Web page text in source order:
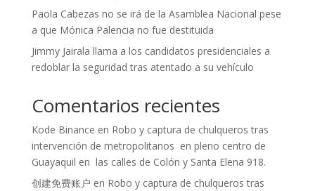
Paola Cabezas no se irá de la Asamblea Nacional pese
a que Mónica Palencia no fue destituida
Jimmy Jairala llama a los candidatos presidenciales a
redoblar la seguridad tras atentado a su vehículo
Comentarios recientes
Kode Binance en Robo y captura de chulqueros tras
intervención de metropolitanos en pleno centro de
Guayaquil en las calles de Colón y Santa Elena 918.
创建免费账户 en Robo y captura de chulqueros tras